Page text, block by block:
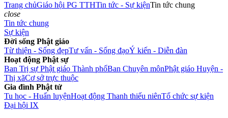
Trang chủGiáo hội PG TTHTin tức - Sự kiệnTin tức chung
close
Tin tức chung
Sự kiện
Đời sống Phật giáo
Từ thiện - Sống đẹpTư vấn - Sống đạoÝ kiến - Diễn đàn
Hoạt động Phật sự
Ban Trị sự Phật giáo Thành phốBan Chuyên mônPhật giáo Huyện -
Thị xãCơ sở trực thuộc
Gia đình Phật tử
Tu học - Huấn luyệnHoạt động Thanh thiếu niênTổ chức sự kiện
Đại hội IX